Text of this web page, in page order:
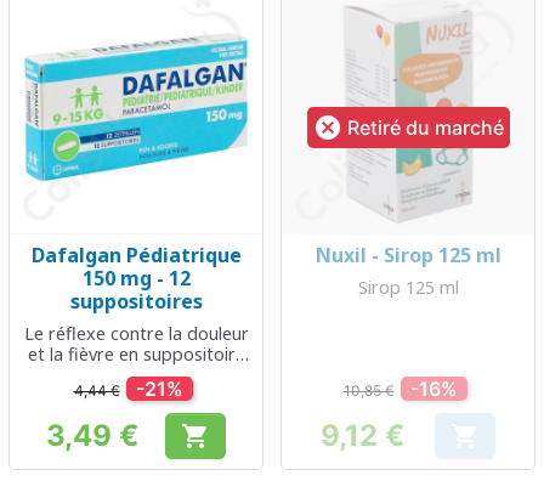
Dafalgan Pédiatrique
150 mg - 12
suppositoires
Le réflexe contre la douleur
et la fièvre en suppositoire
pour enfant
4,44 € -21%
Prix
3,49 € 
 Retiré du marché
Nuxil - Sirop 125 ml
Sirop 125 ml
10,85 € -16%
9,12 € 